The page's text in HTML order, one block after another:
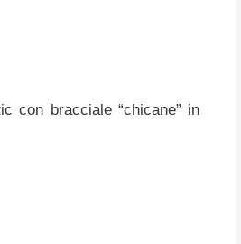
con bracciale “chicane” in